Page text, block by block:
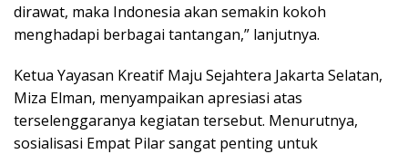
dirawat, maka Indonesia akan semakin kokoh
menghadapi berbagai tantangan,” lanjutnya.
Ketua Yayasan Kreatif Maju Sejahtera Jakarta Selatan,
Miza Elman, menyampaikan apresiasi atas
terselenggaranya kegiatan tersebut. Menurutnya,
sosialisasi Empat Pilar sangat penting untuk